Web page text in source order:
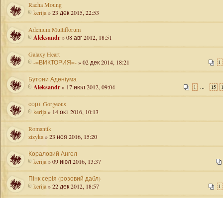
Racha Moung
kerija» 23 дек 2015, 22:53
Adenium Multiflorum
Aleksandr» 08 авг 2012, 18:51
Galaxy Heart
1
-=ВИКТОРИЯ=-» 02 дек 2014, 18:21
Бутони Аденіума
1 ... 15
Aleksandr» 17 июл 2012, 09:04
сорт Gorgeous
kerija» 14 окт 2016, 10:13
Romantik
zizyka» 23 ноя 2016, 15:20
Кораловий Ангел
kerija» 09 июл 2016, 13:37
Пінк серія (розовий дабл)
1
kerija» 22 дек 2012, 18:57